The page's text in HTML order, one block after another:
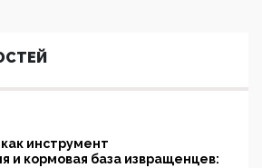
инструмент
и кормовая база извращенцев: